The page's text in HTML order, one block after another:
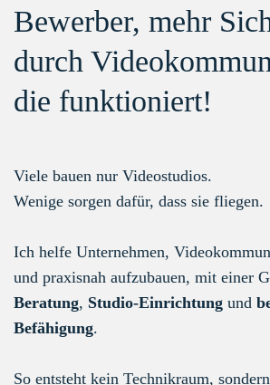
Bewerber, mehr
durch
die funktioniert!
Viele bauen nur Videostudios.
Wenige sorgen dafür, dass sie fliegen.
Ich helfe Unternehmen,
und praxisnah aufzubauen, mit einer
Beratung, Studio-Einrichtung und
Befähigung.
So entsteht kein Technikraum,